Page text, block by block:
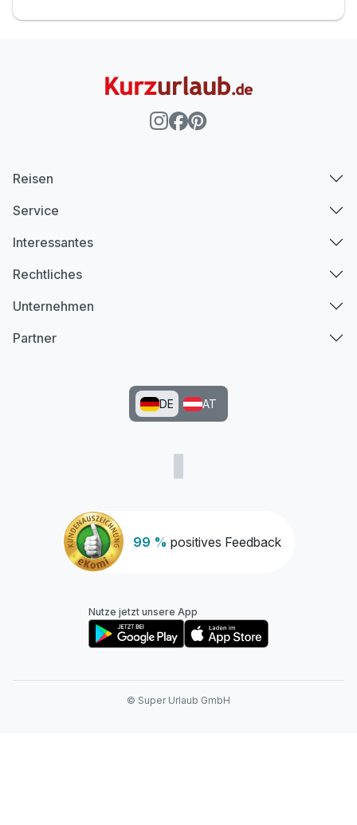
99 % positives Feedback
Reisen
Service
Interessantes
Rechtliches
Unternehmen
Partner
DE AT
Nutze jetzt unsere App
© Super Urlaub GmbH